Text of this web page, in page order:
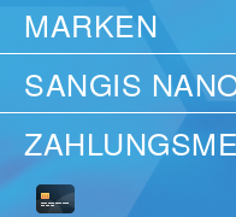
MARKEN
SANGIS